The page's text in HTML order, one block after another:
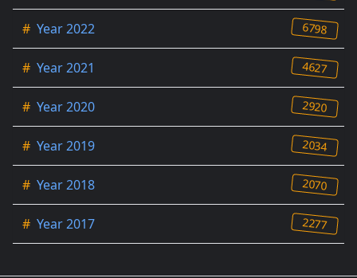
# Year 2022 6798
# Year 2021 4627
# Year 2020 2920
# Year 2019 2034
# Year 2018 2070
# Year 2017 2277